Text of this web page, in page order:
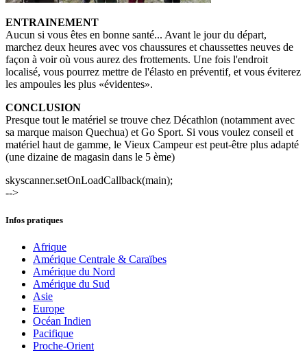
ENTRAINEMENT
Aucun si vous êtes en bonne santé... Avant le jour du départ,
marchez deux heures avec vos chaussures et chaussettes neuves de
façon à voir où vous aurez des frottements. Une fois l'endroit
localisé, vous pourrez mettre de l'élasto en préventif, et vous éviterez
les ampoules les plus «évidentes».
CONCLUSION
Presque tout le matériel se trouve chez Décathlon (notamment avec
sa marque maison Quechua) et Go Sport. Si vous voulez conseil et
matériel haut de gamme, le Vieux Campeur est peut-être plus adapté
(une dizaine de magasin dans le 5 ème)
skyscanner.setOnLoadCallback(main);
-->
Infos pratiques
Afrique
Amérique Centrale & Caraïbes
Amérique du Nord
Amérique du Sud
Asie
Europe
Océan Indien
Pacifique
Proche-Orient